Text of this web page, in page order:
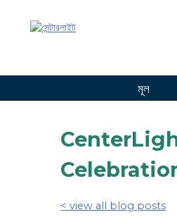
মূল
< view all blog posts